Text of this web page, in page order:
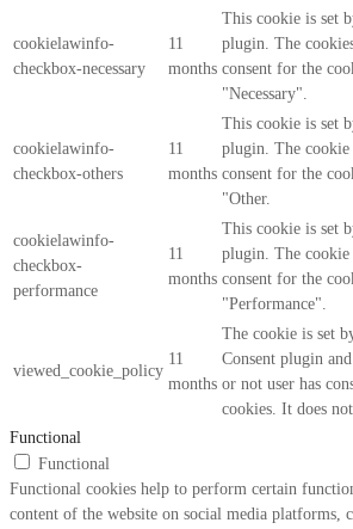
cookielawinfo-
checkbox-necessary
11
months
This cookie is set
plugin. The
consent for the
"Necessary".
cookielawinfo-
checkbox-others
11
months
This cookie is set
plugin. The cookie
consent for the
"Other.
cookielawinfo-
checkbox-
performance
11
months
This cookie is set
plugin. The cookie
consent for the
"Performance".
viewed_cookie_policy
11
months
The cookie is set
Consent plugin
or not user has
cookies. It does
Functional
Functional
Functional cookies help to perform certain
content of the website on social media platforms,